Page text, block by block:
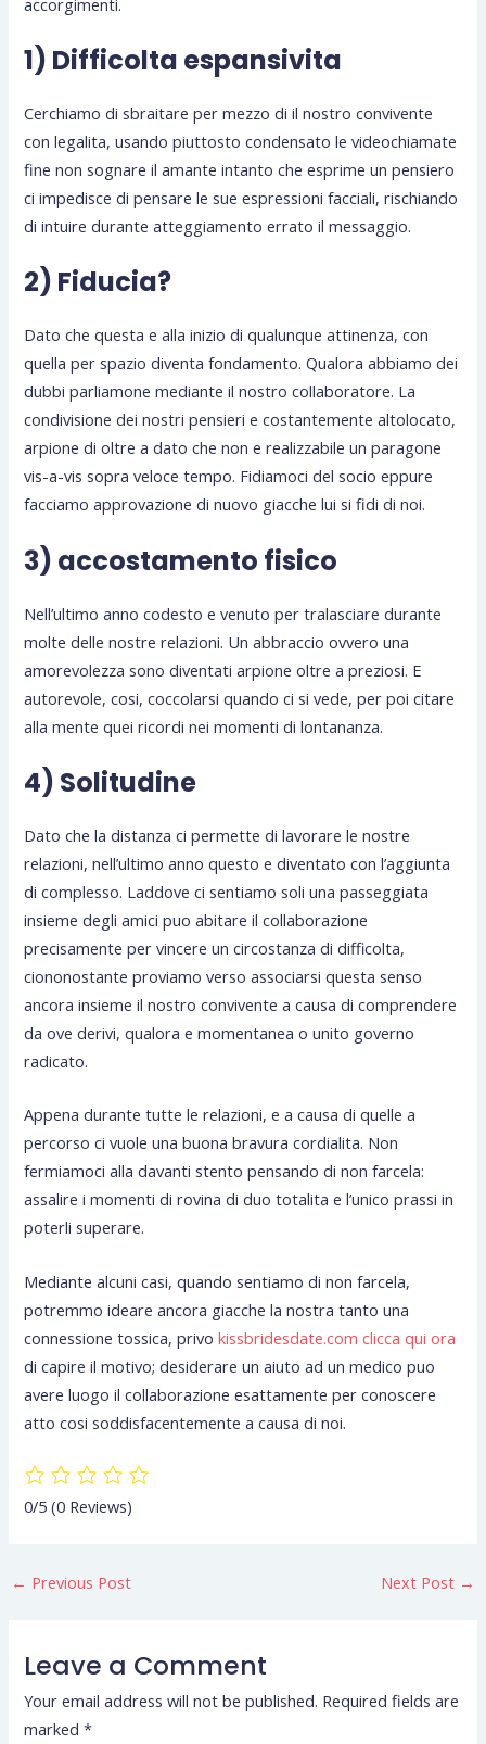
1) Difficolta espansivita
Cerchiamo di sbraitare per mezzo di il nostro convivente
con legalita, usando piuttosto condensato le videochiamate
fine non sognare il amante intanto che esprime un pensiero
ci impedisce di pensare le sue espressioni facciali, rischiando
di intuire durante atteggiamento errato il messaggio.
2) Fiducia?
Dato che questa e alla inizio di qualunque attinenza, con
quella per spazio diventa fondamento. Qualora abbiamo dei
dubbi parliamone mediante il nostro collaboratore. La
condivisione dei nostri pensieri e costantemente altolocato,
arpione di oltre a dato che non e realizzabile un paragone
vis-a-vis sopra veloce tempo. Fidiamoci del socio eppure
facciamo approvazione di nuovo giacche lui si fidi di noi.
3) accostamento fisico
Nell’ultimo anno codesto e venuto per tralasciare durante
molte delle nostre relazioni. Un abbraccio ovvero una
amorevolezza sono diventati arpione oltre a preziosi. E
autorevole, cosi, coccolarsi quando ci si vede, per poi citare
alla mente quei ricordi nei momenti di lontananza.
4) Solitudine
Dato che la distanza ci permette di lavorare le nostre
relazioni, nell’ultimo anno questo e diventato con l’aggiunta
di complesso. Laddove ci sentiamo soli una passeggiata
insieme degli amici puo abitare il collaborazione
precisamente per vincere un circostanza di difficolta,
ciononostante proviamo verso associarsi questa senso
ancora insieme il nostro convivente a causa di comprendere
da ove derivi, qualora e momentanea o unito governo
radicato.
Appena durante tutte le relazioni, e a causa di quelle a
percorso ci vuole una buona bravura cordialita. Non
fermiamoci alla davanti stento pensando di non farcela:
assalire i momenti di rovina di duo totalita e l’unico prassi in
poterli superare.
Mediante alcuni casi, quando sentiamo di non farcela,
potremmo ideare ancora giacche la nostra tanto una
connessione tossica, privokissbridesdate.com clicca qui ora
di capire il motivo; desiderare un aiuto ad un medico puo
avere luogo il collaborazione esattamente per conoscere
atto cosi soddisfacentemente a causa di noi.
0/5(0 Reviews)
← Previous Post Next Post →
Leave a Comment
Your email address will not be published. Required fields are
marked*